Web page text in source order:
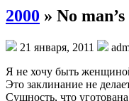
2000 » No
21 января, 2011
Я не хочу быть
Это заклинание не
Сущность, что